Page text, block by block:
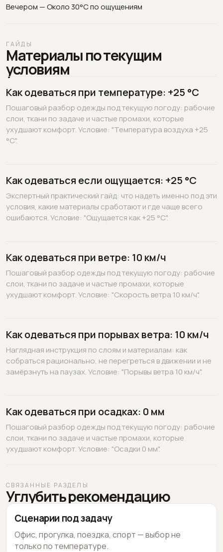
Вечером — Около 30°C по ощущениям
ГАЙДЫ
Материалы по текущим
условиям
Как одеваться при температуре: +25 °C
Пошаговый разбор одежды под текущую погоду: рабочие
слои, ткани по задаче и частые промахи, которые
ухудшают комфорт. Условие: "Температура воздуха +25
°C".
Как одеваться если ощущается: +25 °C
Экспертный практический гайд: что надеть именно под эти
условия, какие материалы сработают и где чаще всего
ошибаются. Условие: "Ощущается как +25 °C".
Как одеваться при ветре: 10 км/ч
Пошаговый разбор одежды под текущую погоду: рабочие
слои, ткани по задаче и частые промахи, которые
ухудшают комфорт. Условие: "Скорость ветра 10 км/ч".
Как одеваться при порывах ветра: 10 км/ч
Наглядная инструкция по слоям и материалам: как
собраться рационально, не перегреться в движении и не
замёрзнуть на паузах. Условие: "Порывы ветра 10 км/ч".
Как одеваться при осадках: 0 мм
Пошаговый разбор одежды под текущую погоду: рабочие
слои, ткани по задаче и частые промахи, которые
ухудшают комфорт. Условие: "Осадки 0 мм".
СВЯЗАННЫЕ РАЗДЕЛЫ
Углубить рекомендацию
Сценарии под задачу
Офис, прогулка, поездка, спорт — выбор не
только по температуре.